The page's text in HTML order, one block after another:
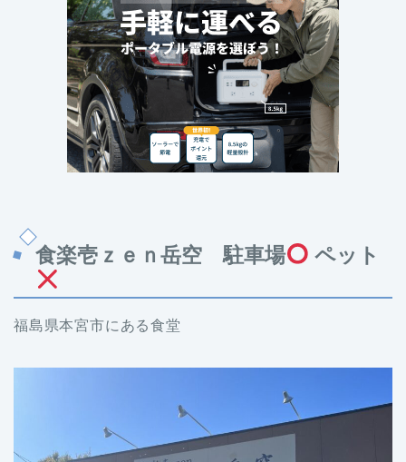
食楽壱ｚｅｎ岳空 駐車場 ペット
福島県本宮市にある食堂